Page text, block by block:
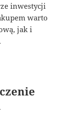
inwestycji
warto
jak i